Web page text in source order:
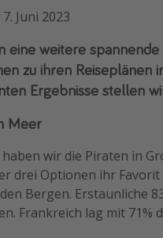
Wochenendtrip
Strandurlaub
Gruppenreisen
Hotels am Achensee
Juni 2023
eine weitere
zu ihren
Ergebnisse stellen
Meer
haben wir die Piraten in
drei Optionen ihr
Bergen. Erstaunliche
Frankreich lag mit 71%